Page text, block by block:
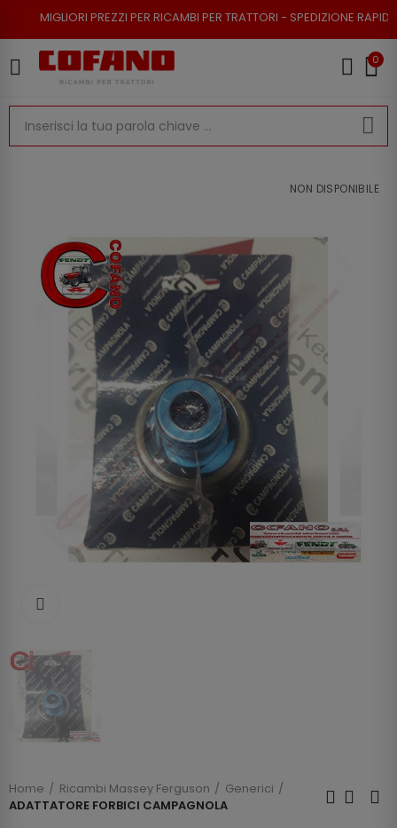
PREZZI PER RICAMBI PER TRATTORI - SPEDIZIONE RAPIDA - RESO
0
NON DISPONIBILE
Home Ricambi Massey Ferguson
Generici
ADATTATORE FORBICI CAMPAGNOLA